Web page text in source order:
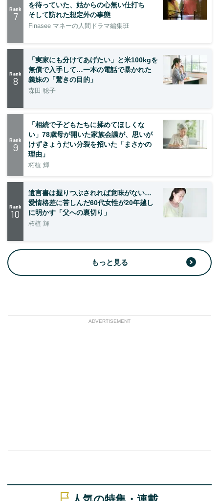
Rank
7
を待っていた、姑からの心無い仕打ち
そして訪れた想定外の事態
Finasee マネーの人間ドラマ編集班
Rank
8
「実家にも分けてあげたい」と米100kgを
無償で入手して…一本の電話で暴かれた
義妹の「驚きの目的」
森田 聡子
Rank
9
「相続で子どもたちに揉めてほしくな
い」78歳母が開いた家族会議が、思いが
けずきょうだい分裂を招いた「まさかの
理由」
柘植 輝
Rank
10
遺言書は握りつぶされれば意味がない…
愛情格差に苦しんだ60代女性が20年越し
に明かす「父への裏切り」
柘植 輝
もっと見る
ADVERTISEMENT